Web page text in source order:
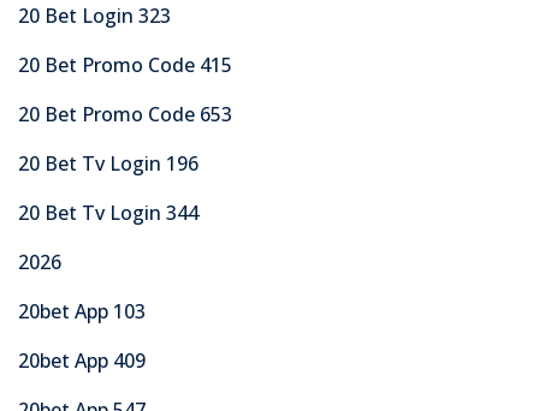
20 Bet Login 323
20 Bet Promo Code 415
20 Bet Promo Code 653
20 Bet Tv Login 196
20 Bet Tv Login 344
2026
20bet App 103
20bet App 409